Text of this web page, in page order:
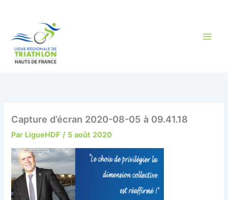
Capture d’écran 2020-08-05 à 09.41.18
Par LigueHDF/ 5 août 2020